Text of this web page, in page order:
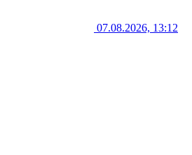
07.08.2026, 13:12